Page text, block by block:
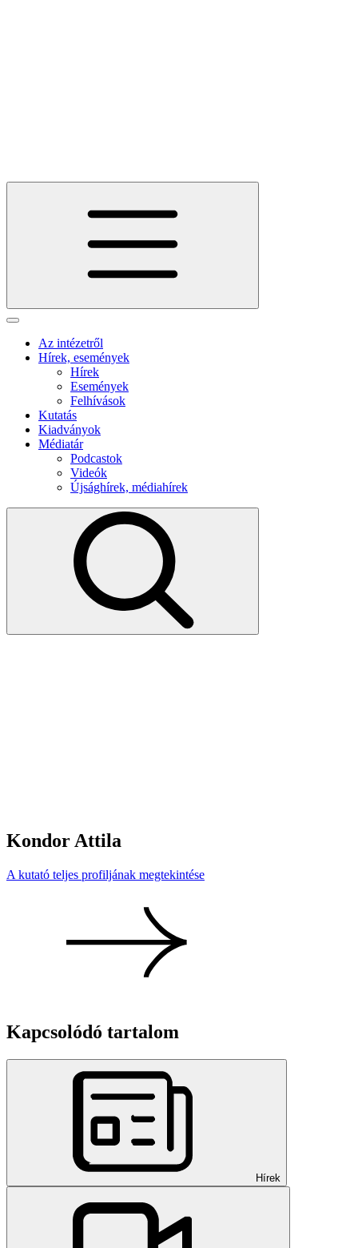
Az intézetről
Hírek, események
Hírek
Események
Felhívások
Kutatás
Kiadványok
Médiatár
Podcastok
Videók
Újsághírek, médiahírek
Kondor Attila
A kutató teljes profiljának megtekintése
Kapcsolódó tartalom
Hírek